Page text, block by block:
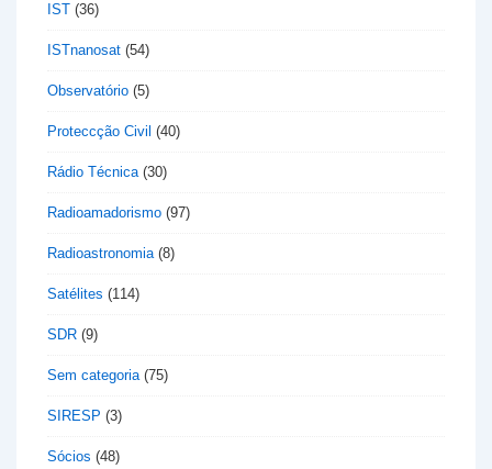
IST (36)
ISTnanosat (54)
Observatório (5)
Proteccção Civil (40)
Rádio Técnica(30)
Radioamadorismo (97)
Radioastronomia(8)
Satélites (114)
SDR (9)
Sem categoria(75)
SIRESP (3)
Sócios (48)